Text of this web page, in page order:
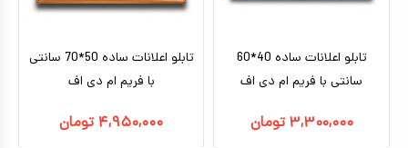
تابلو اعلانات ساده 40*60
سانتی با فریم ام دی اف
۳,۳۰۰,۰۰۰ تومان
تابلو اعلانات ساده 50*70 سانتی
با فریم ام دی اف
۴,۹۵۰,۰۰۰ تومان